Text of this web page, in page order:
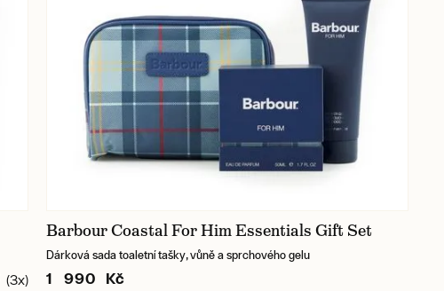
(3x)
Barbour Coastal For Him Essentials Gift Set
Dárková sada toaletní tašky, vůně a sprchového gelu
1 990 Kč